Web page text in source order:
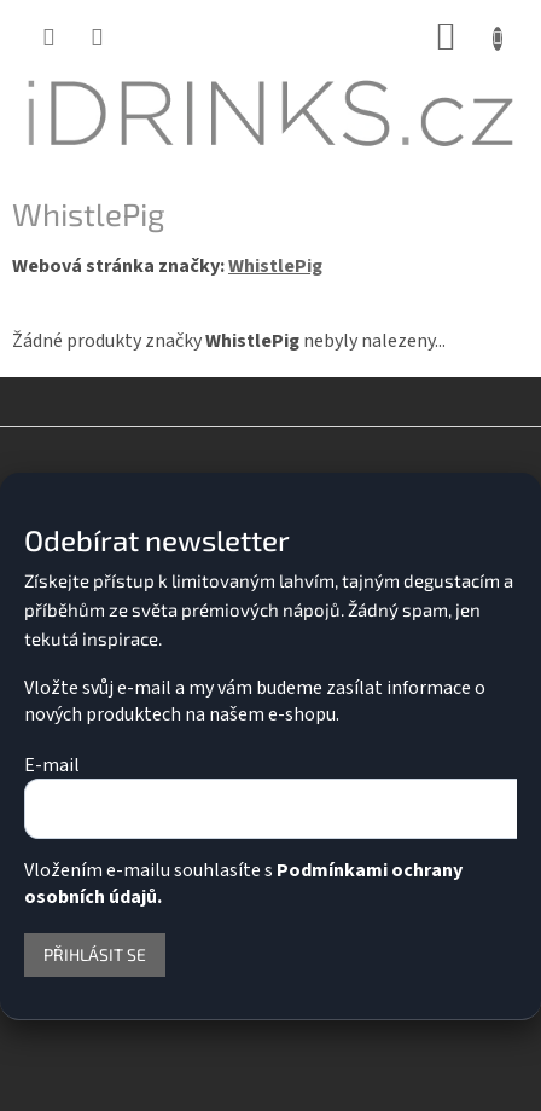
WhistlePig
Webová stránka značky:WhistlePig
Žádné produkty značkyWhistlePignebyly nalezeny...
Odebírat newsletter
Vložte svůj e-mail a my vám budeme zasílat informace o
nových produktech na našem e-shopu.
E-mail
Vložením e-mailu souhlasíte s Podmínkami ochrany
osobních údajů.
PŘIHLÁSIT SE